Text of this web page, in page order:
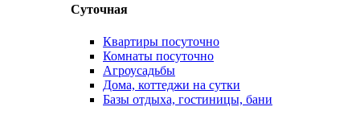
Суточная
Квартиры посуточно
Комнаты посуточно
Агроусадьбы
Дома, коттеджи на сутки
Базы отдыха, гостиницы, бани